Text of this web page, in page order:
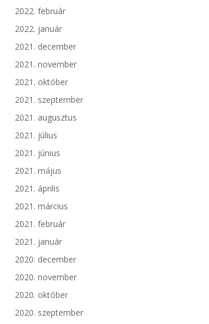
2022. február
2022. január
2021. december
2021. november
2021. október
2021. szeptember
2021. augusztus
2021. július
2021. június
2021. május
2021. április
2021. március
2021. február
2021. január
2020. december
2020. november
2020. október
2020. szeptember